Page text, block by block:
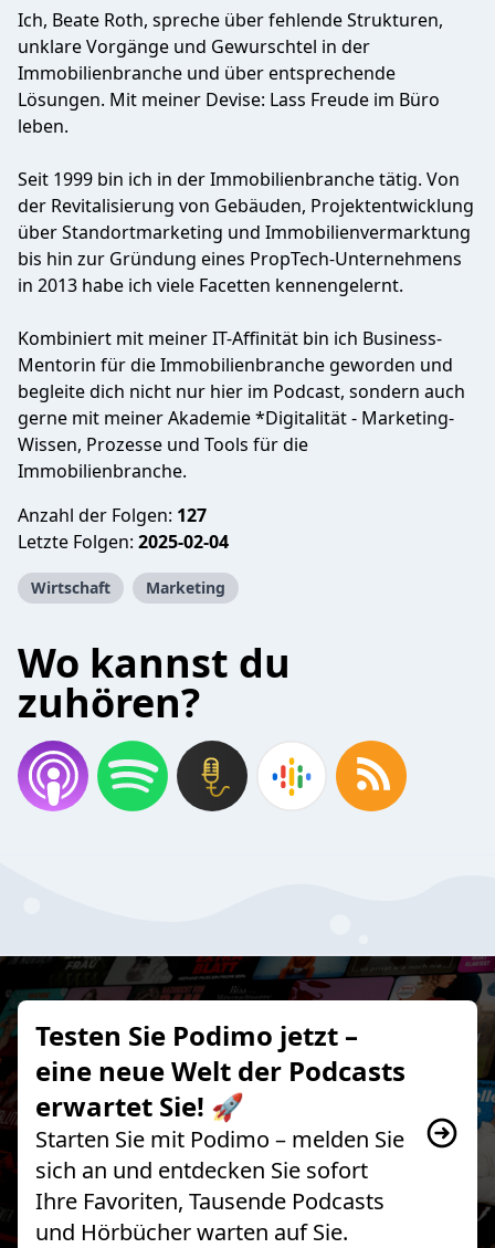
Ich, Beate Roth, spreche über fehlende Strukturen,
unklare Vorgänge und Gewurschtel in der
Immobilienbranche und über entsprechende
Lösungen. Mit meiner Devise: Lass Freude im Büro
leben.
Seit 1999 bin ich in der Immobilienbranche tätig. Von
der Revitalisierung von Gebäuden, Projektentwicklung
über Standortmarketing und Immobilienvermarktung
bis hin zur Gründung eines PropTech-Unternehmens
in 2013 habe ich viele Facetten kennengelernt.
Kombiniert mit meiner IT-Affinität bin ich Business-
Mentorin für die Immobilienbranche geworden und
begleite dich nicht nur hier im Podcast, sondern auch
gerne mit meiner Akademie *Digitalität - Marketing-
Wissen, Prozesse und Tools für die
Immobilienbranche.
Anzahl der Folgen: 127
Letzte Folgen: 2025-02-04
Wirtschaft Marketing
Wo kannst du
zuhören?
Testen Sie Podimo jetzt –
eine neue Welt der Podcasts
erwartet Sie! 🚀
Starten Sie mit Podimo – melden Sie
sich an und entdecken Sie sofort
Ihre Favoriten, Tausende Podcasts
und Hörbücher warten auf Sie.